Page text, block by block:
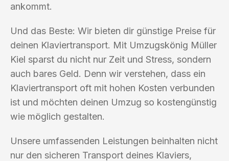
ankommt.
Und das Beste: Wir bieten dir günstige Preise für
deinen Klaviertransport. Mit Umzugskönig Müller
Kiel sparst du nicht nur Zeit und Stress, sondern
auch bares Geld. Denn wir verstehen, dass ein
Klaviertransport oft mit hohen Kosten verbunden
ist und möchten deinen Umzug so kostengünstig
wie möglich gestalten.
Unsere umfassenden Leistungen beinhalten nicht
nur den sicheren Transport deines Klaviers,